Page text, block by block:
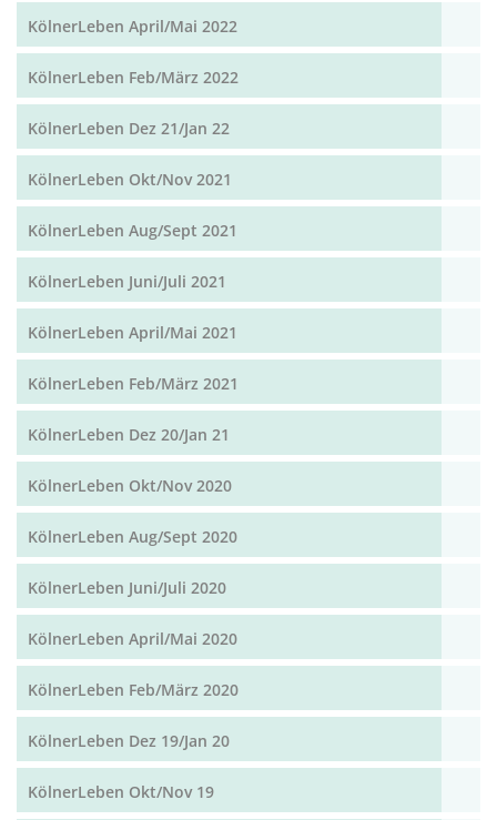
KölnerLeben April/Mai 2022
KölnerLeben Feb/März 2022
KölnerLeben Dez 21/Jan 22
KölnerLeben Okt/Nov 2021
KölnerLeben Aug/Sept 2021
KölnerLeben Juni/Juli 2021
KölnerLeben April/Mai 2021
KölnerLeben Feb/März 2021
KölnerLeben Dez 20/Jan 21
KölnerLeben Okt/Nov 2020
KölnerLeben Aug/Sept 2020
KölnerLeben Juni/Juli 2020
KölnerLeben April/Mai 2020
KölnerLeben Feb/März 2020
KölnerLeben Dez 19/Jan 20
KölnerLeben Okt/Nov 19